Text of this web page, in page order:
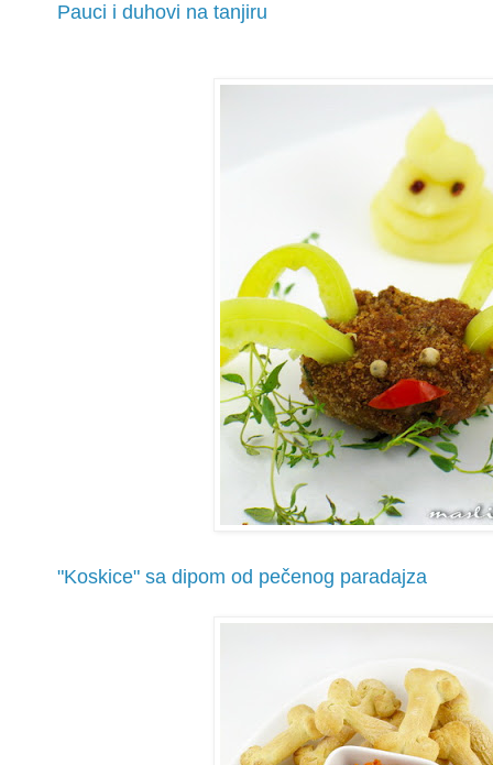
Pauci i duhovi na tanjiru
"Koskice" sa dipom od pečenog paradajza